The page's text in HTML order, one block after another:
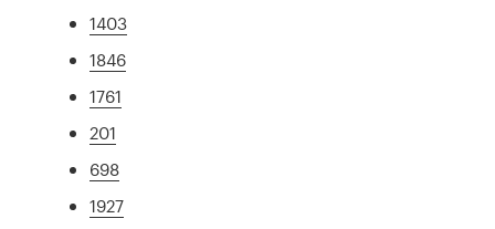
1403
1846
1761
201
698
1927